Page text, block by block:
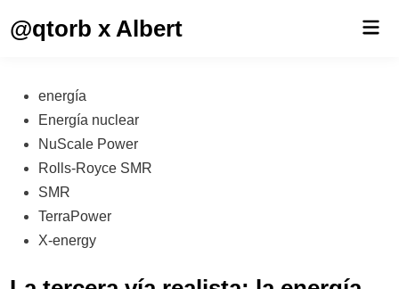
@qtorb x Albert
Publicado
en
energía
Energía nuclear
NuScale Power
Rolls-Royce SMR
SMR
TerraPower
X-energy